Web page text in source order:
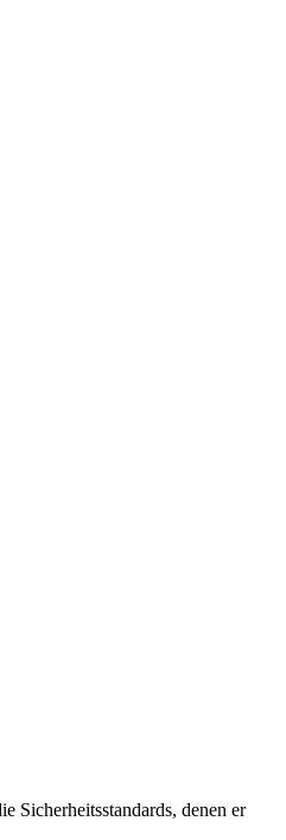
Sicherheitsstandards, denen er